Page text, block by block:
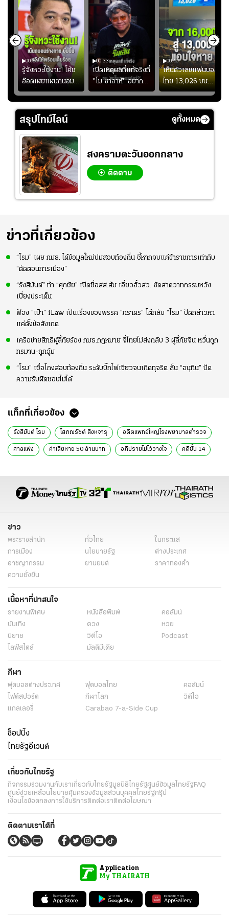
00:54
รู้จังหวะใช้งาน! โค้ช
อ๊อตเผยแผนถนอม
“บุ๋มบิ๋ม” เพื่อรักษา
ร่างกายให้พร้อมที่สุด
00:33
เปิดเหตุผลที่แท้จริงที่
"โม ซาลาห์" อยาก
ย้ายซบ "แทร็บซอนส
ปอร์"
00:40
เห็นตัวเลขแฟนบอล
ไทย 13,026 บน
สกอร์บอร์ดแล้วแอบ
ใจหาย น้อยกว่านัดที่
แล้วเจอมาเลเซียตั้ง
สรุปไทม์ไลน์ ดูทั้งหมด
สงครามตะวันออกกลาง
ติดตาม
ข่าวที่เกี่ยวข้อง
“โรม” เผย กมธ. ได้ข้อมูลใหม่ปมสอบท้องถิ่น ชี้หากจบแค่ข้าราชการเท่ากับ
“ตัดตอนการเมือง”
“รังสิมันต์” ท้า “ศุภชัย” เปิดชื่อสส.ส้ม เอี่ยวฮั้วสว. ซัดสาดวาทกรรมหวัง
เบี่ยงประเด็น
ฟ้อง “เป๋า” iLaw เป็นเรื่องของพรรค “ภราดร” โต้กลับ “โรม” ปัดกล่าวหา
แค่ตั้งข้อสังเกต
เครือข่ายสิทธิผู้ลี้ภัยร้อง กมธ.กฎหมาย จี้ไทยไม่ส่งกลับ 3 ผู้ลี้ภัยจีน หวั่นถูก
ทรมาน-ถูกอุ้ม
“โรม” เชื่อโกงสอบท้องถิ่น ระดับบิ๊กไฟเขียวจนเกิดทุจริต ลั่น “อนุทิน” ปัด
ความรับผิดชอบไม่ได้
แท็กที่เกี่ยวข้อง
รังสิมันต์ โรม โสภณรัชต์ สิงหจารุ อดีตแพทย์ใหญ่โรงพยาบาลตำรวจ
ศาลแพ่ง ค่าเสียหาย 50 ล้านบาท อภิปรายไม่ไว้วางใจ คดีชั้น 14
ข่าวการเมือง ไทยรัฐ ข่าวด่วน ข่าวการเมือง
ข่าว
พระราชสำนัก ทั่วไทย
ในกระแส
การเมือง
นโยบายรัฐ
ต่างประเทศ
อาชญากรรม
ยานยนต์
ราคาทองคำ
ความยั่งยืน
เนื้อหาที่น่าสนใจ
รายงานพิเศษ หนังสือพิมพ์
คอลัมน์
บันเทิง
ดวง
หวย
นิยาย
วิดีโอ
Podcast
ไลฟ์สไตล์
มัลติมีเดีย
กีฬา
ฟุตบอลต่่างประเทศ ฟุตบอลไทย
คอลัมน์
ไฟต์สปอร์ต
กีฬาโลก
วิดีโอ
แกลเลอรี่
Carabao 7-a-Side Cup
ช็อปปิ้ง
ไทยรัฐอีเวนต์
เกี่ยวกับไทยรัฐ
กิจกรรมร่วมงานกับเราเกี่ยวกับไทยรัฐมูลนิธิไทยรัฐศูนย์ข้อมูลไทยรัฐFAQ
ศูนย์ช่วยเหลือนโยบายคุ้มครองข้อมูลส่วนบุคคลไทยรัฐกรุ๊ป
เงื่อนไขข้อตกลงการใช้บริการติดต่อเราติดต่อโฆษณา
ติดตามเราได้ที่
Application
My THAIRATH